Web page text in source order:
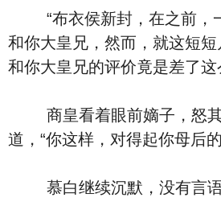
“布衣侯新封，在之前，
和你大皇兄，然而，就这短
和你大皇兄的评价竟是差了这
商皇看着眼前嫡子，怒其
道，“你这样，对得起你母后
慕白继续沉默，没有言语